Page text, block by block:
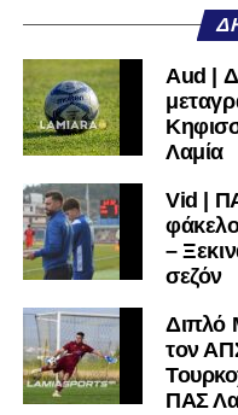
Twitter
μαθαίνετε σε χρόνο dt
Aud |
Λαμία
Vid |
–
σεζόν
Διπλό
τον
ΠΑΣ